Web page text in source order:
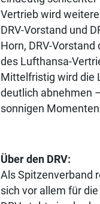
Vertrieb wird
DRV-Vorstand und
Horn, DRV-
des Lufthansa-
Mittelfristig wird die
deutlich abnehmen
sonnigen
Über den DRV:
Als Spitzenverband
sich vor allem für